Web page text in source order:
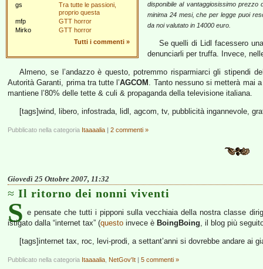
gs
Tra tutte le passioni,
proprio questa
mfp
GTT horror
Mirko
GTT horror
Tutti i commenti »
disponibile al vantaggiosissimo
minima 24 mesi, che per legge puoi
da noi valutato in 14000 euro.
Se quelli di Lidl facessero
denunciarli per truffa. Invece,
Almeno, se l’andazzo è questo, potremmo risparmiarci gli stipendi
Autorità Garanti, prima tra tutte l’AGCOM . Tanto nessuno si metterà mai
mantiene l’80% delle tette & culi & propaganda della televisione italiana.
[tags]wind, libero, infostrada, lidl, agcom, tv, pubblicità ingannevole,
Pubblicato nella categoria Itaaaalia | 2 commenti »
Giovedì 25 Ottobre 2007, 11:32
Il ritorno dei nonni viventi
S e pensate che tutti i pipponi sulla vecchiaia della nostra classe
istigato dalla “internet tax” (questo invece è BoingBoing, il blog più
[tags]internet tax, roc, levi-prodi, a settant’anni si dovrebbe andare ai
Pubblicato nella categoria Itaaaalia NetGov'It | 5 commenti »